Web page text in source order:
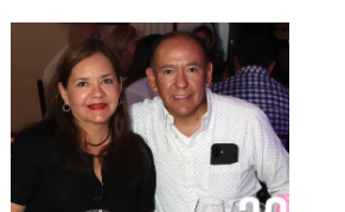
Foto: Francisco Muñiz